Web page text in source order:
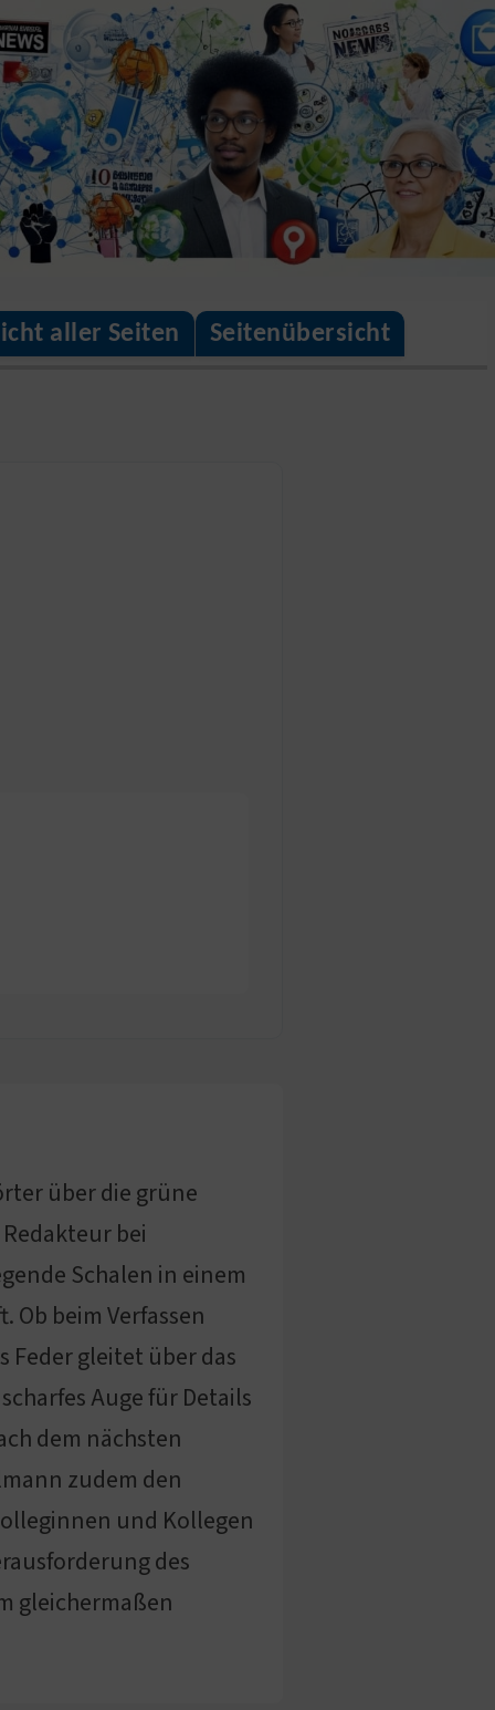
aller Seiten Seitenübersicht
über die grüne
bei
Schalen in einem
beim Verfassen
Feder gleitet über das
Auge für Details
dem nächsten
zudem den
und Kollegen
des
gleichermaßen